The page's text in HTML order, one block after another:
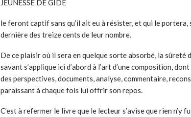
JEUNESSE DE GIDE
le feront captif sans qu’il ait eu à résister, et qui le portera,
dernière des treize cents de leur nombre.
De ce plaisir où il sera en quelque sorte absorbé, la sûreté
savant s’applique ici d’abord à l’art d’une composition,
des perspectives, documents, analyse, commentaire,
paraissant à chaque fois lui offrir son repos.
C’est à refermer le livre que le lecteur s’avise que rien n’y